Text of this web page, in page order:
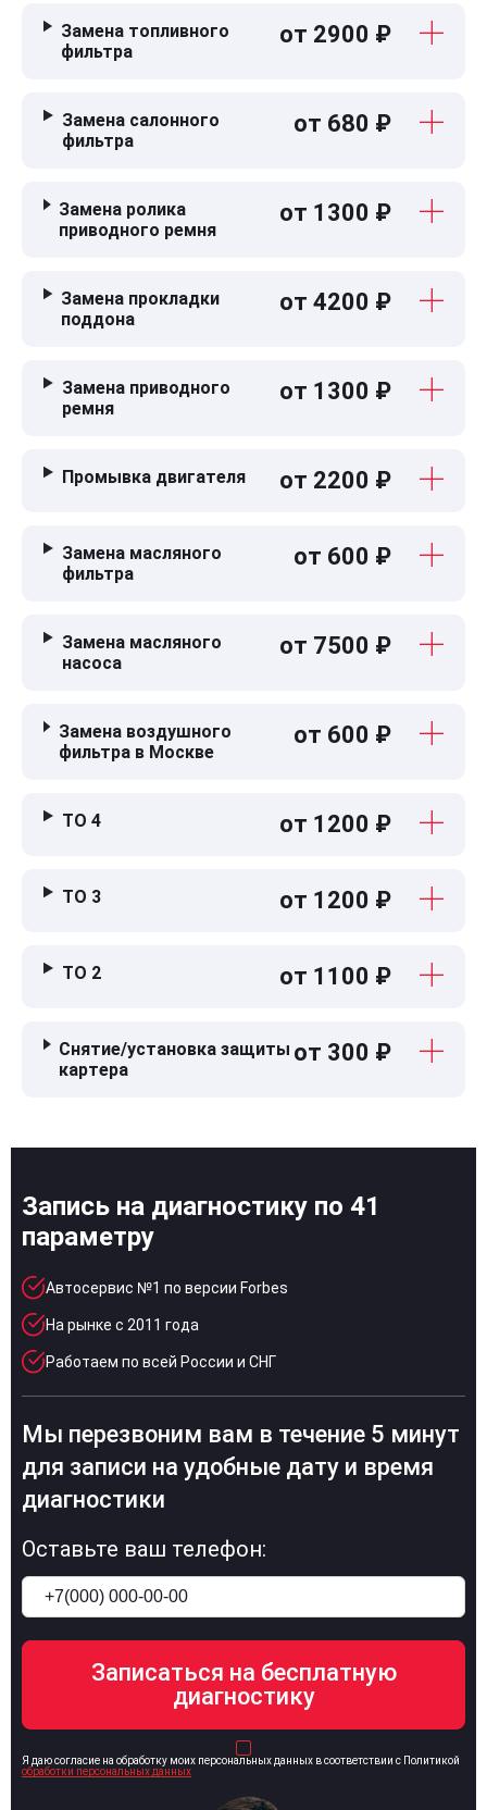
Замена топливного
фильтра
от 2900 ₽
Замена салонного
фильтра
от 680 ₽
Замена ролика
приводного ремня
от 1300 ₽
Замена прокладки
поддона
от 4200 ₽
Замена приводного
ремня
от 1300 ₽
Промывка двигателя от 2200 ₽
Замена масляного
фильтра
от 600 ₽
Замена масляного
насоса
от 7500 ₽
Замена воздушного
фильтра в Москве
от 600 ₽
ТО 4 от 1200 ₽
ТО 3 от 1200 ₽
ТО 2 от 1100 ₽
Снятие/установка защиты
картера
от 300 ₽
Запись на диагностику по 41
параметру
Автосервис №1 по версии Forbes
На рынке с 2011 года
Работаем по всей России и СНГ
Мы перезвоним вам в течение 5 минут
для записи на удобные дату и время
диагностики
Оставьте ваш телефон:
Я даю согласие на обработку моих персональных данных в соответствии с Политикой
обработки персональных данных